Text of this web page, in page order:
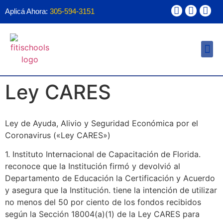
Aplicá Ahora: 305-594-3151
Ley CARES
Ley de Ayuda, Alivio y Seguridad Económica por el
Coronavirus («Ley CARES»)
1. Instituto Internacional de Capacitación de Florida.
reconoce que la Institución firmó y devolvió al
Departamento de Educación la Certificación y Acuerdo
y asegura que la Institución. tiene la intención de utilizar
no menos del 50 por ciento de los fondos recibidos
según la Sección 18004(a)(1) de la Ley CARES para